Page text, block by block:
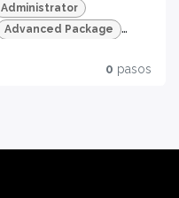
Administrator
Advanced Package
0 pasos